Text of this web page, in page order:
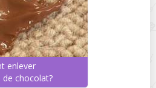
enlever
chocolat?